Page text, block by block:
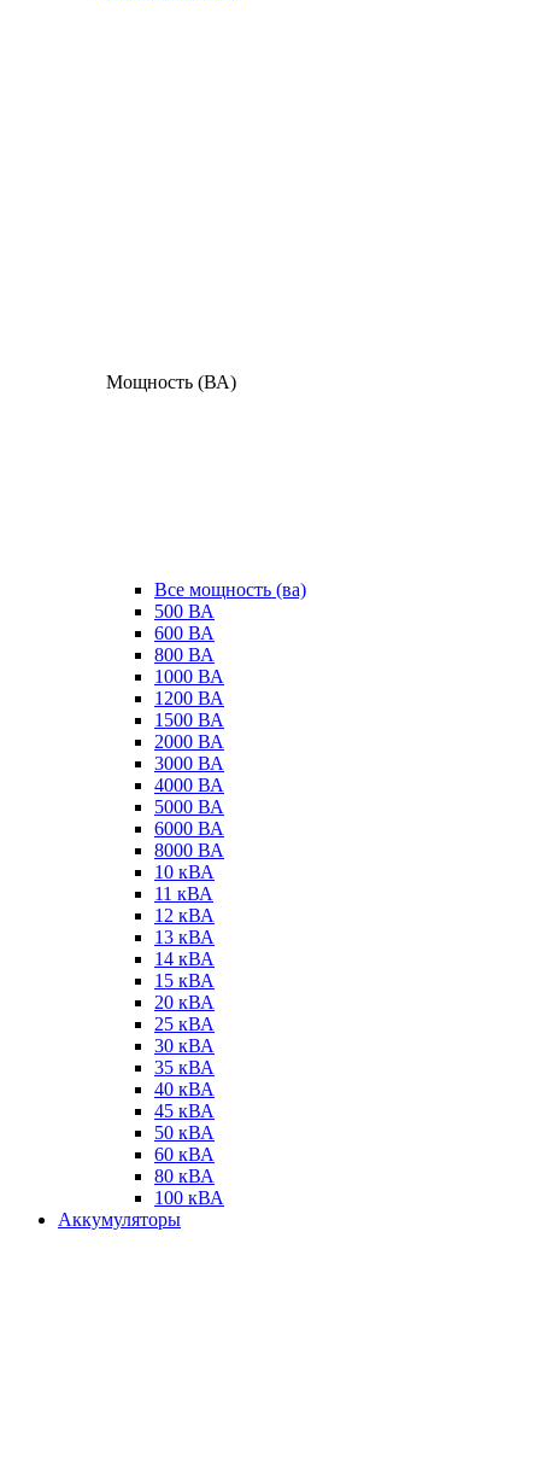
Мощность (ВА)
Все мощность (ва)
500 ВА
600 ВА
800 ВА
1000 ВА
1200 ВА
1500 ВА
2000 ВА
3000 ВА
4000 ВА
5000 ВА
6000 ВА
8000 ВА
10 кВА
11 кВА
12 кВА
13 кВА
14 кВА
15 кВА
20 кВА
25 кВА
30 кВА
35 кВА
40 кВА
45 кВА
50 кВА
60 кВА
80 кВА
100 кВА
Аккумуляторы